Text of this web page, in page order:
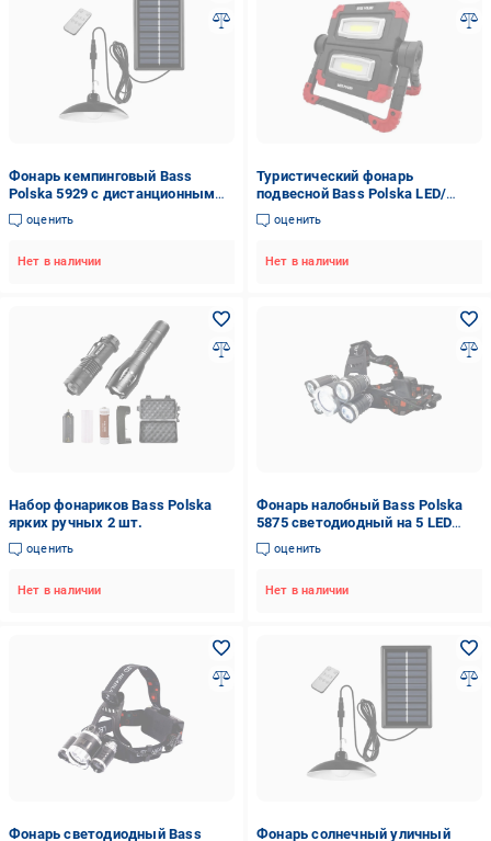
Фонарь кемпинговый Bass
Polska 5929 с дистанционным
управлением (14639853)
оценить
Нет в наличии
Туристический фонарь
подвесной Bass Polska LED/
функция Power bank (5905)
оценить
Нет в наличии
Набор фонариков Вass Polska
ярких ручных 2 шт.
оценить
Нет в наличии
Фонарь налобный Bass Polska
5875 светодиодный на 5 LED
ламп
оценить
Нет в наличии
Фонарь светодиодный Bass
Фонарь солнечный уличный